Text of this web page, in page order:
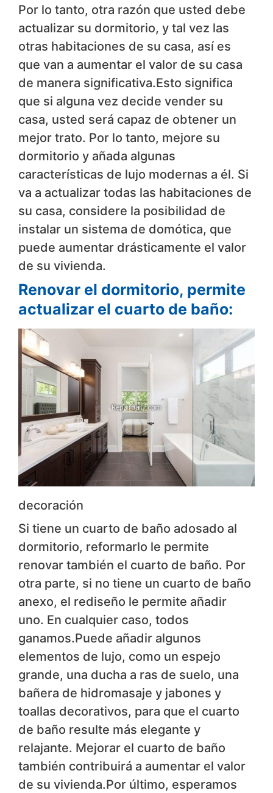
Por lo tanto, otra razón que usted debe
actualizar su dormitorio, y tal vez las
otras habitaciones de su casa, así es
que van a aumentar el valor de su casa
de manera significativa.Esto significa
que si alguna vez decide vender su
casa, usted será capaz de obtener un
mejor trato. Por lo tanto, mejore su
dormitorio y añada algunas
características de lujo modernas a él. Si
va a actualizar todas las habitaciones de
su casa, considere la posibilidad de
instalar un sistema de domótica, que
puede aumentar drásticamente el valor
de su vivienda.
Renovar el dormitorio, permite
actualizar el cuarto de baño:
decoración
Si tiene un cuarto de baño adosado al
dormitorio, reformarlo le permite
renovar también el cuarto de baño. Por
otra parte, si no tiene un cuarto de baño
anexo, el rediseño le permite añadir
uno. En cualquier caso, todos
ganamos.Puede añadir algunos
elementos de lujo, como un espejo
grande, una ducha a ras de suelo, una
bañera de hidromasaje y jabones y
toallas decorativos, para que el cuarto
de baño resulte más elegante y
relajante. Mejorar el cuarto de baño
también contribuirá a aumentar el valor
de su vivienda.Por último, esperamos